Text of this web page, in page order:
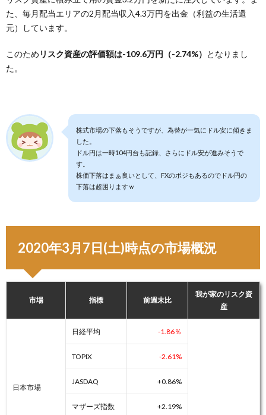
た、毎月配当エリアの2月配当収入4.3万円を出金（利益の生活還
元）しています。
このため リスク資産の評価額は-109.6万円（-2.74%） となりまし
た。
株式市場の下落もそうですが、為替が一気にドル安に傾きま
した。
ドル円は一時104円台も記録、さらにドル安が進みそうで
す。
株価下落はまぁ良いとして、FXのポジもあるのでドル円の
下落は超困りますｗ
2020年3月7日(土)時点の市場概況
市場 指標 前週末比
我が家のリスク資
産
日本市場
日経平均 -1.86％
TOPIX -2.61%
JASDAQ +0.86%
マザーズ指数 +2.19%